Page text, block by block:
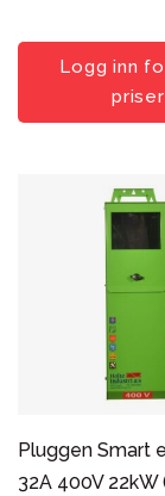
Pris: lav til
Pris: høy til
Logg inn
priser
Pluggen Smart
32A 400V 22kW